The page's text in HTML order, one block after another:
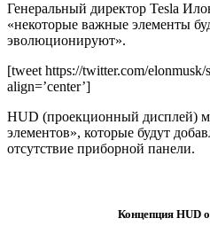
Генеральный директор Tesla
«некоторые важные элементы
эволюционируют».
[tweet https://twitter.com/
align=’center’]
HUD (проекционный дисплей)
элементов», которые будут
отсутствие приборной панели.
Концепция HUD